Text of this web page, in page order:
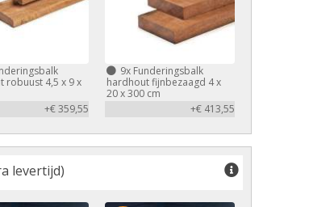
robuust 4,5 x 9 x
+€ 359,55
9x Funderingsbalk
hardhout fijnbezaagd 4 x
20 x 300 cm
+€ 413,55
levertijd)